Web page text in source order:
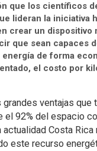
que los científicos
lideran la iniciativa
crear un dispositivo
que sean capaces
de forma
el costo por
grandes ventajas
el 92% del espacio
actualidad Costa Rica
este recurso